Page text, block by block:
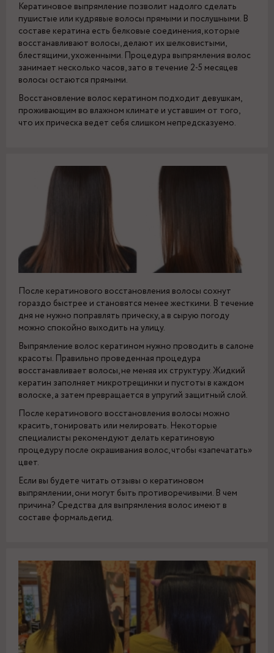
Кератиновое выпрямление позволит надолго сделать
пушистые или кудрявые волосы прямыми и послушными. В
составе кератина есть белковые соединения, которые
восстанавливают волосы, делают их шелковистыми,
блестящими, ухоженными. Процедура выпрямления волос
занимает несколько часов, зато в течение 2-5 месяцев
волосы остаются прямыми.
Восстановление волос кератином подходит девушкам,
проживающим во влажном климате и уставшим от того,
что их прическа ведет себя слишком непредсказуемо.
После кератинового восстановления волосы сохнут
гораздо быстрее и становятся менее жесткими. В течение
дня не нужно поправлять прическу, а в сырую погоду
можно спокойно выходить на улицу.
Выпрямление волос кератином нужно проводить в салоне
красоты. Правильно проведенная процедура
восстанавливает волосы, не меняя их структуру. Жидкий
кератин заполняет микротрещинки и пустоты в каждом
волоске, а затем превращается в упругий защитный слой.
После кератинового восстановления волосы можно
красить, тонировать или мелировать. Некоторые
специалисты рекомендуют делать кератиновую
процедуру после окрашивания волос, чтобы «запечатать»
цвет.
Если вы будете читать отзывы о кератиновом
выпрямлении, они могут быть противоречивыми. В чем
причина? Средства для выпрямления волос имеют в
составе формальдегид.